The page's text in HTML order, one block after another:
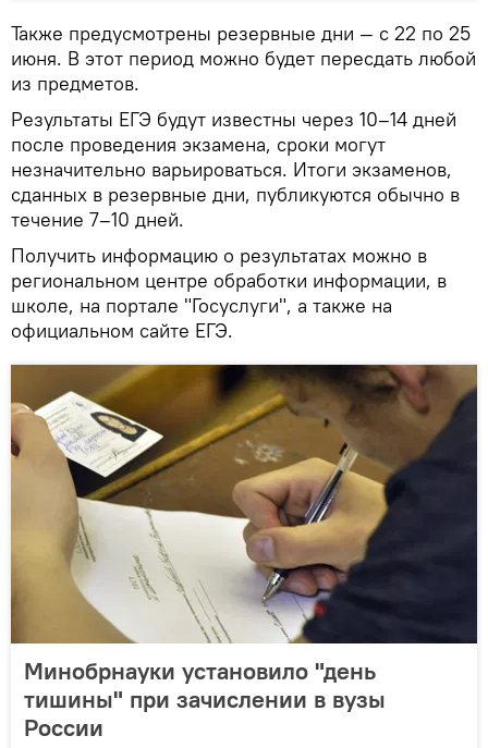
Также предусмотрены резервные дни — с 22 по 25
июня. В этот период можно будет пересдать любой
из предметов.
Результаты ЕГЭ будут известны через 10–14 дней
после проведения экзамена, сроки могут
незначительно варьироваться. Итоги экзаменов,
сданных в резервные дни, публикуются обычно в
течение 7–10 дней.
Получить информацию о результатах можно в
региональном центре обработки информации, в
школе, на портале "Госуслуги", а также на
официальном сайте ЕГЭ.
Минобрнауки установило "день
тишины" при зачислении в вузы
России